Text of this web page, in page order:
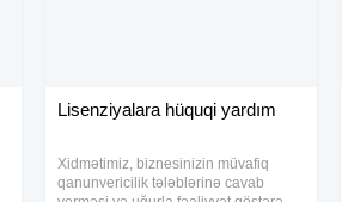
Lisenziyalara hüquqi yardım
Xidmətimiz, biznesinizin müvafiq
qanunvericilik tələblərinə cavab